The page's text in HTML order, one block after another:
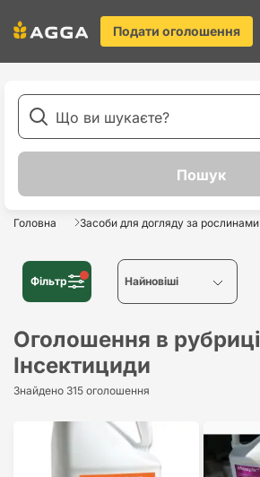
Подати оголошення
Головна Засоби для догляду за рослинами
Фільтр Найновіші
Найновіші
Найстаріші
Оголошення в рубриці
Інсектициди
Знайдено 315 оголошення